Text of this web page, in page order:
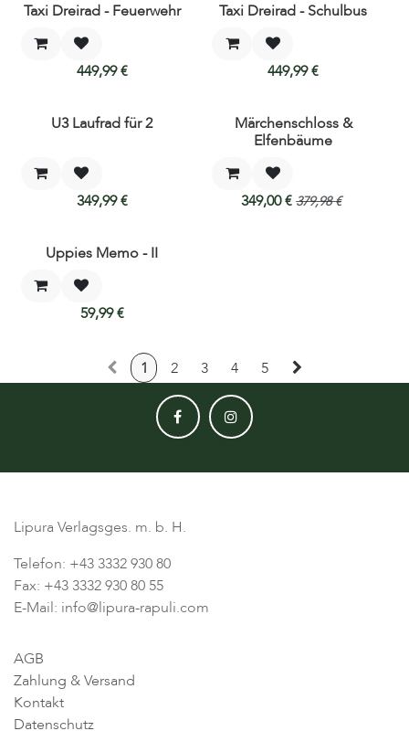
Taxi Dreirad - Feuerwehr
449,99€
Taxi Dreirad - Schulbus
449,99€
U3 Laufrad für 2
349,99€
AKTION
Märchenschloss &
Elfenbäume
349,00€ 379,98€
Uppies Memo - II
59,99€
1 2 3 4 5
Lipura Verlagsges. m. b. H.
Telefon: +43 3332 930 80
Fax: +43 3332 930 80 55
E-Mail: info@lipura-rapuli.com
AGB
Zahlung & Versand
Kontakt
Datenschutz